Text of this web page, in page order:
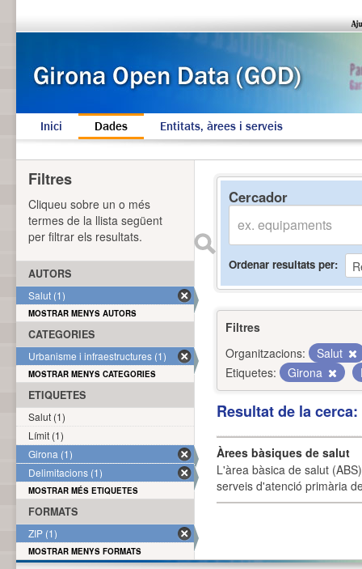
Inici Dades Entitats, àrees i serveis
Cercador
Ordenar resultats per
Filtres
Organitzacions:
Salut
Etiquetes:
Girona
Resultat de la
Àrees bàsiques de salut
L'àrea bàsica de salut
serveis d'atenció primària
Filtres
Cliqueu sobre un o més
termes de la llista següent
per filtrar els resultats.
AUTORS
Salut (1)
MOSTRAR MENYS AUTORS
CATEGORIES
Urbanisme i infraestructures (1)
MOSTRAR MENYS CATEGORIES
ETIQUETES
Salut (1)
Límit (1)
Girona (1)
Delimitacions (1)
MOSTRAR MÉS ETIQUETES
FORMATS
ZIP (1)
MOSTRAR MENYS FORMATS